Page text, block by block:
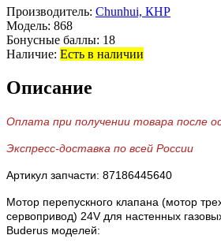
Производитель: Chunhui, КНР
Модель: 868
Бонусные баллы: 18
Наличие: Есть в наличии
Описание
Оплата при получении товара после
Экспресс-доставка по всей России
Артикул запчасти: 87186445640
Мотор перепускного клапана (мотор
сервопривод) 24V для настенных
Buderus моделей: